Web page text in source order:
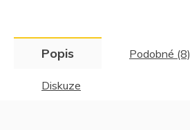
Popis Podobné (8)
Diskuze